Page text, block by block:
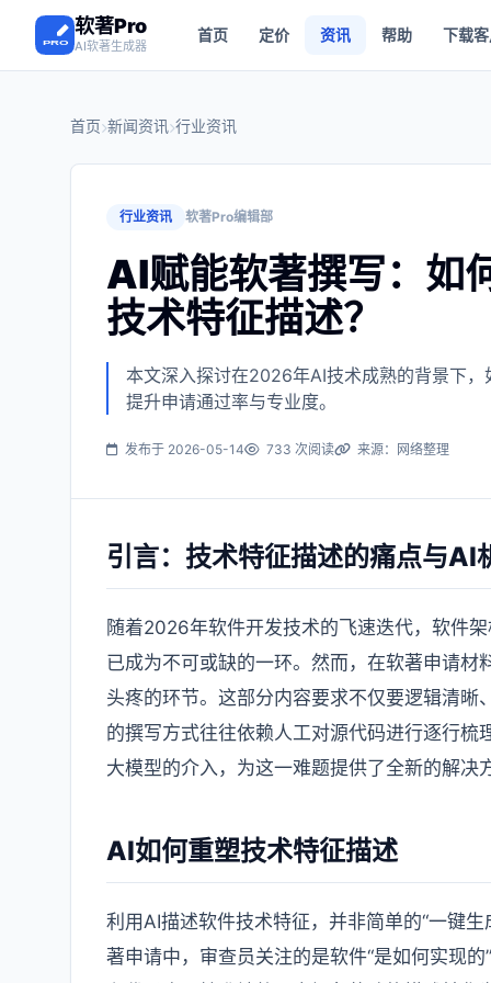
软著Pro
AI软著生成器
首页 定价 资讯 帮助 下载
首页 新闻资讯 行业资讯
行业资讯 软著Pro编辑部
AI赋能软著撰写：如
技术特征描述？
本文深入探讨在2026年AI技术成熟的背景下
提升申请通过率与专业度。
发布于 2026-05-14 733 次阅读 来源：网络整理
引言：技术特征描述的痛点与AI
随着2026年软件开发技术的飞速迭代，软件
已成为不可或缺的一环。然而，在软著申请材
头疼的环节。这部分内容要求不仅要逻辑清
的撰写方式往往依赖人工对源代码进行逐行
大模型的介入，为这一难题提供了全新的解决
AI如何重塑技术特征描述
利用AI描述软件技术特征，并非简单的“一键生
著申请中，审查员关注的是软件“是如何实现